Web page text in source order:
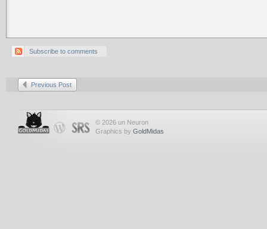
Subscribe to comments
Previous Post
© 2026 un Neuron
Graphics by GoldMidas